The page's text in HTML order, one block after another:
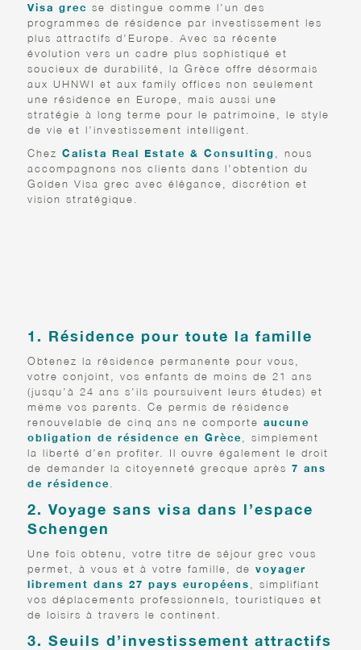
Visa grec se distingue comme l’un des
programmes de résidence par investissement les
plus attractifs d’Europe. Avec sa récente
évolution vers un cadre plus sophistiqué et
soucieux de durabilité, la Grèce offre désormais
aux UHNWI et aux family offices non seulement
une résidence en Europe, mais aussi une
stratégie à long terme pour le patrimoine, le style
de vie et l’investissement intelligent.
Chez Calista Real Estate & Consulting , nous
accompagnons nos clients dans l’obtention du
Golden Visa grec avec élégance, discrétion et
vision stratégique.
1. Résidence pour toute la famille
Obtenez la résidence permanente pour vous,
votre conjoint, vos enfants de moins de 21 ans
(jusqu’à 24 ans s’ils poursuivent leurs études) et
même vos parents. Ce permis de résidence
renouvelable de cinq ans ne comporte aucune
obligation de résidence en Grèce , simplement
la liberté d’en profiter. Il ouvre également le droit
de demander la citoyenneté grecque après 7 ans
de résidence
2. Voyage sans visa dans l’espace
Schengen
Une fois obtenu, votre titre de séjour grec vous
permet, à vous et à votre famille, de voyager
librement dans 27 pays européens , simplifiant
vos déplacements professionnels, touristiques et
de loisirs à travers le continent.
3. Seuils d’investissement attractifs